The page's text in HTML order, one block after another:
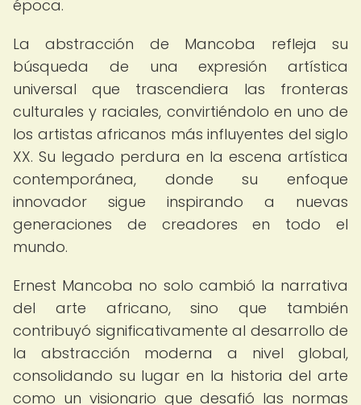
época.
La abstracción de Mancoba refleja su
búsqueda de una expresión artística
universal que trascendiera las fronteras
culturales y raciales, convirtiéndolo en uno de
los artistas africanos más influyentes del siglo
XX. Su legado perdura en la escena artística
contemporánea, donde su enfoque
innovador sigue inspirando a nuevas
generaciones de creadores en todo el
mundo.
Ernest Mancoba no solo cambió la narrativa
del arte africano, sino que también
contribuyó significativamente al desarrollo de
la abstracción moderna a nivel global,
consolidando su lugar en la historia del arte
como un visionario que desafió las normas